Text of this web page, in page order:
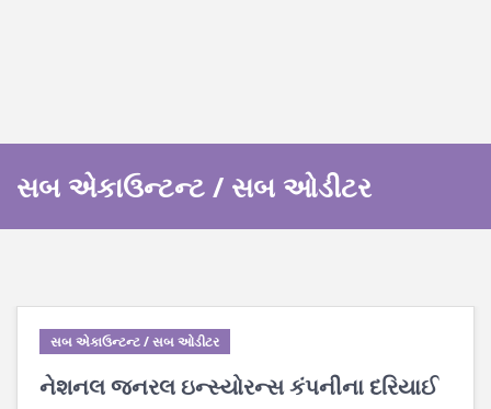
સબ એકાઉન્ટન્ટ / સબ ઓડીટર
સબ એકાઉન્ટન્ટ / સબ ઓડીટર
નેશનલ જનરલ ઇન્સ્યોરન્સ કંપનીના દરિયાઈ